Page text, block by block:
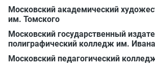
Московский академический
им. Томского
Московский государственный
полиграфический колледж им.
Московский педагогический